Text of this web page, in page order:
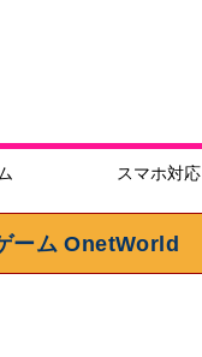
スマホ対応
ーム OnetWorld